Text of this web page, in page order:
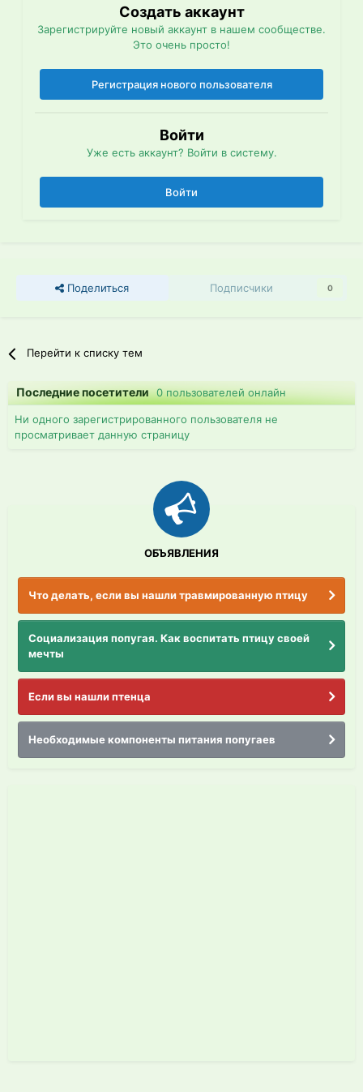
Создать аккаунт
Зарегистрируйте новый аккаунт в нашем сообществе.
Это очень просто!
Регистрация нового пользователя
Войти
Уже есть аккаунт? Войти в систему.
Войти
Поделиться Подписчики 0
Перейти к списку тем
Последние посетители0 пользователей онлайн
Ни одного зарегистрированного пользователя не
просматривает данную страницу
ОБЪЯВЛЕНИЯ
Что делать, если вы нашли травмированную птицу
Социализация попугая. Как воспитать птицу своей
мечты
Если вы нашли птенца
Необходимые компоненты питания попугаев